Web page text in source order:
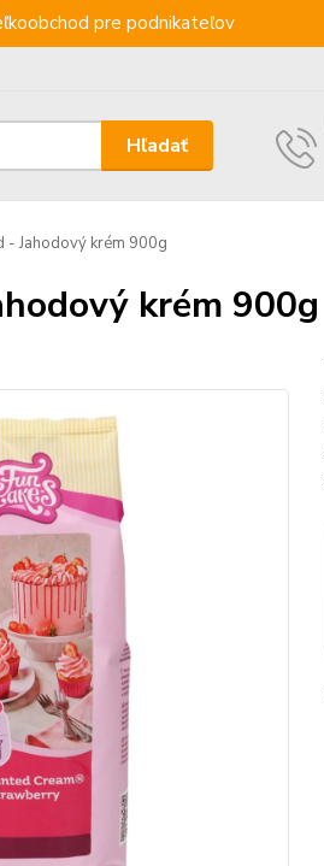
pre podnikateľov
Hľadať
- Jahodový krém 900g
krém 900g